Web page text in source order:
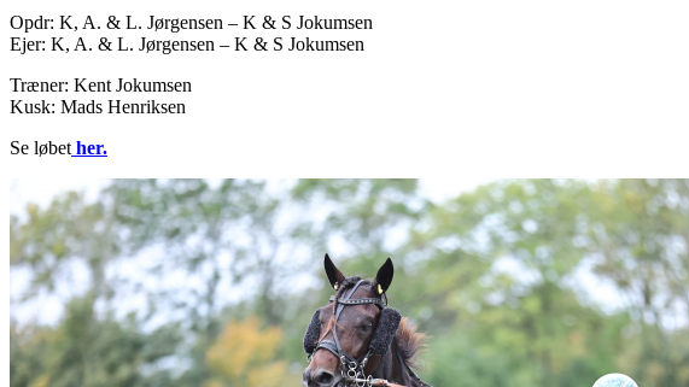
Opdr: K, A. & L. Jørgensen – K & S Jokumsen
Ejer: K, A. & L. Jørgensen – K & S Jokumsen
Træner: Kent Jokumsen
Kusk: Mads Henriksen
Se løbet her.